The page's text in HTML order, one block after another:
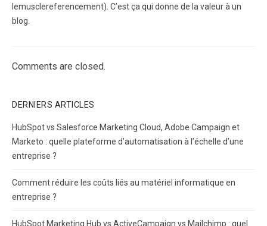
lemusclereferencement). C’est ça qui donne de la valeur à un
blog.
Comments are closed.
DERNIERS ARTICLES
HubSpot vs Salesforce Marketing Cloud, Adobe Campaign et
Marketo : quelle plateforme d’automatisation à l’échelle d’une
entreprise ?
Comment réduire les coûts liés au matériel informatique en
entreprise ?
HubSpot Marketing Hub vs ActiveCampaign vs Mailchimp : quel